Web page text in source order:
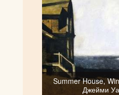
Summer House,
Джейми